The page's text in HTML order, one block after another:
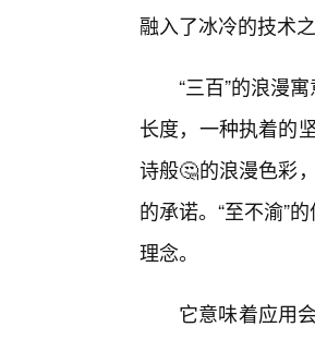
融入了冰冷的技术之
“三百”的浪漫
长度，一种执着的
诗般🤔的浪漫色彩
的承诺。“至不渝”
理念。
它意味着应用